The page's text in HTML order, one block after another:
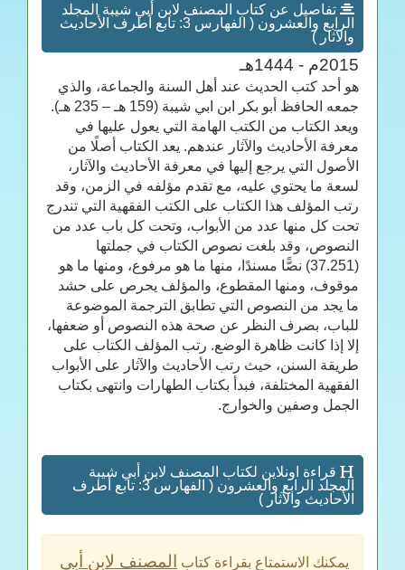
تفاصيل عن كتاب المصنف لابن أبي شيبة المجلد
الرابع والعشرون ( الفهارس 3: تابع أطرف الأحاديث
والآثار )
2015م - 1444هـ
هو أحد كتب الحديث عند أهل السنة والجماعة، والذي
جمعه الحافظ أبو بكر ابن ابي شيبة (159 هـ – 235 هـ).
ويعد الكتاب من الكتب الهامة التي يعول عليها في
معرفة الأحاديث والآثار عندهم. يعد الكتاب أصلًا من
الأصول التي يرجع إليها في معرفة الأحاديث والآثار،
لسعة ما يحتوي عليه، مع تقدم مؤلفه في الزمن، وقد
رتب المؤلف هذا الكتاب على الكتب الفقهية التي تندرج
تحت كل منها عدد من الأبواب، وتحت كل باب عدد من
النصوص، وقد بلغت نصوص الكتاب في جملتها
(37.251) نصًّا مسندًا، منها ما هو مرفوع، ومنها ما هو
موقوف، ومنها المقطوع، والمؤلف يحرص على حشد
ما يجد من النصوص التي تطابق الترجمة الموضوعة
للباب، بصرف النظر عن صحة هذه النصوص أو ضعفها،
إلا إذا كانت ظاهرة الوضع. رتب المؤلف الكتاب على
طريقة السنن، حيث رتب الأحاديث والآثار على الأبواب
الفقهية المختلفة، فبدأ بكتاب الطهارات وانتهى بكتاب
الجمل وصفين والخوارج.
قراءة اونلاين لكتاب المصنف لابن أبي شيبة
المجلد الرابع والعشرون ( الفهارس 3: تابع أطرف
الأحاديث والآثار )
يمكنك الاستمتاع بقراءة كتاب المصنف لابن أبي